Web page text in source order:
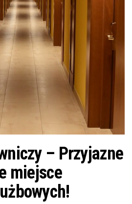
– Przyjazne
miejsce